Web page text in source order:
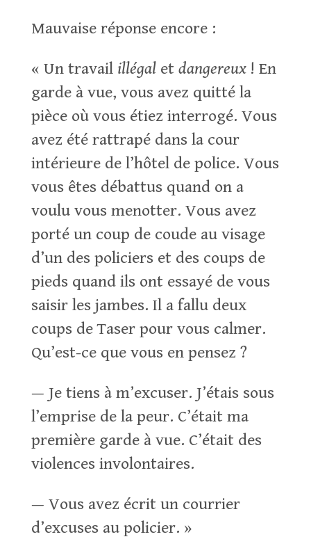
Mauvaise réponse encore :
« Un travail illégalet dangereux ! En
garde à vue, vous avez quitté la
pièce où vous étiez interrogé. Vous
avez été rattrapé dans la cour
intérieure de l’hôtel de police. Vous
vous êtes débattus quand on a
voulu vous menotter. Vous avez
porté un coup de coude au visage
d’un des policiers et des coups de
pieds quand ils ont essayé de vous
saisir les jambes. Il a fallu deux
coups de Taser pour vous calmer.
Qu’est-ce que vous en pensez ?
— Je tiens à m’excuser. J’étais sous
l’emprise de la peur. C’était ma
première garde à vue. C’était des
violences involontaires.
— Vous avez écrit un courrier
d’excuses au policier. »